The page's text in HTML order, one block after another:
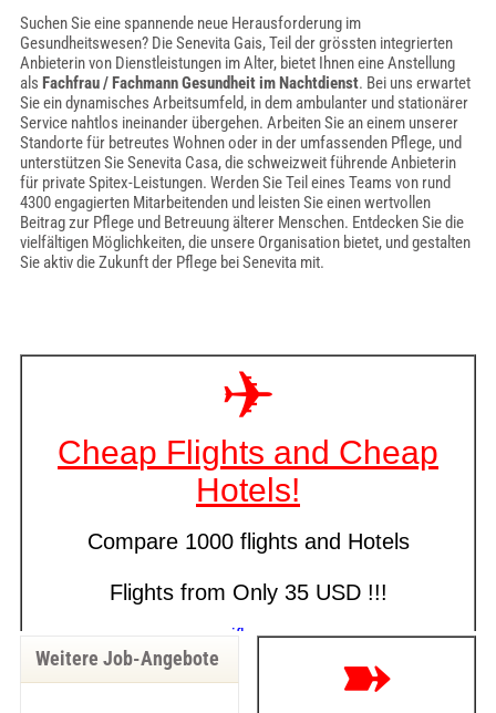
Suchen Sie eine spannende neue Herausforderung im
Gesundheitswesen? Die Senevita Gais, Teil der grössten integrierten
Anbieterin von Dienstleistungen im Alter, bietet Ihnen eine Anstellung
als Fachfrau / Fachmann Gesundheit im Nachtdienst. Bei uns erwartet
Sie ein dynamisches Arbeitsumfeld, in dem ambulanter und stationärer
Service nahtlos ineinander übergehen. Arbeiten Sie an einem unserer
Standorte für betreutes Wohnen oder in der umfassenden Pflege, und
unterstützen Sie Senevita Casa, die schweizweit führende Anbieterin
für private Spitex-Leistungen. Werden Sie Teil eines Teams von rund
4300 engagierten Mitarbeitenden und leisten Sie einen wertvollen
Beitrag zur Pflege und Betreuung älterer Menschen. Entdecken Sie die
vielfältigen Möglichkeiten, die unsere Organisation bietet, und gestalten
Sie aktiv die Zukunft der Pflege bei Senevita mit.
Weitere Job-Angebote